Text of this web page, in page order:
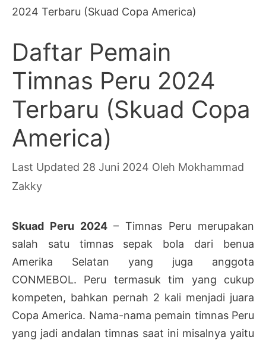
2024 Terbaru (Skuad Copa America)
Daftar Pemain
Timnas Peru 2024
Terbaru (Skuad Copa
America)
28 Juni 2024 Oleh Mokhammad
Zakky
Skuad Peru 2024 – Timnas Peru merupakan
salah satu timnas sepak bola dari benua
Amerika Selatan yang juga anggota
CONMEBOL. Peru termasuk tim yang cukup
kompeten, bahkan pernah 2 kali menjadi juara
Copa America. Nama-nama pemain timnas Peru
yang jadi andalan timnas saat ini misalnya yaitu